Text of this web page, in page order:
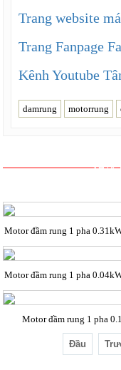
Trang website
Trang Fanpage
Kênh Youtube
damrung motorrung
SẢN
Motor đầm rung 1 pha
Motor đầm rung 1 pha
Motor đầm rung 1 pha
Đầu